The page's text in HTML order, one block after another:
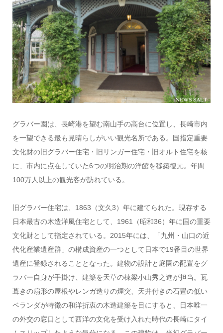
グラバー園は、長崎港を望む南山手の高台に位置し、長崎市内
を一望できる最も見晴らしがいい観光名所である。国指定重要
文化財の旧グラバー住宅・旧リンガー住宅・旧オルト住宅を核
に、市内に点在していた6つの明治期の洋館を移築復元。年間
100万人以上の観光客が訪れている。
旧グラバー住宅は、1863（文久3）年に建てられた。現存する
日本最古の木造洋風住宅として、1961（昭和36）年に国の重要
文化財として指定されている。2015年には、「九州・山口の近
代化産業遺産群」の構成資産の一つとして日本で19番目の世界
遺産に登録されることとなった。建物の設計と庭園の配置をグ
ラバー自身が手掛け、建築を天草の棟梁小山秀之進が担当。瓦
葺きの扇形の屋根やレンガ造りの煙突、天井付きの石畳の低い
ベランダが特徴の和洋折衷の木造建築を目にすると、日本唯一
の外交の窓口として西洋の文化を受け入れた時代の長崎にタイ